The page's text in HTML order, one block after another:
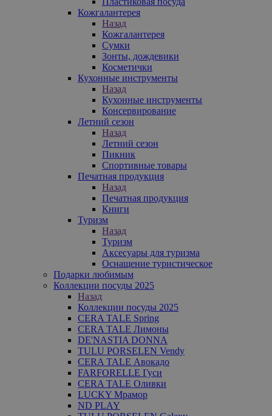
Кожгалантерея
Назад
Кожгалантерея
Сумки
Зонты, дождевики
Косметички
Кухонные инструменты
Назад
Кухонные инструменты
Консервирование
Летний сезон
Назад
Летний сезон
Пикник
Спортивные товары
Печатная продукция
Назад
Печатная продукция
Книги
Туризм
Назад
Туризм
Аксесуары для туризма
Оснащение туристическое
Подарки любимым
Коллекции посуды 2025
Назад
Коллекции посуды 2025
CERA TALE Spring
CERA TALE Лимоны
DE'NASTIA DONNA
TULU PORSELEN Vendy
CERA TALE Авокадо
FARFORELLE Гуси
CERA TALE Оливки
LUCKY Мрамор
ND PLAY